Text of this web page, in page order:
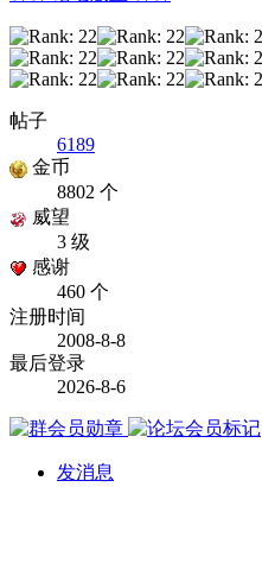
帖子
6189
金币
8802 个
威望
3 级
感谢
460 个
注册时间
2008-8-8
最后登录
2026-8-6
发消息